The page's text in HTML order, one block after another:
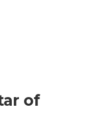
of